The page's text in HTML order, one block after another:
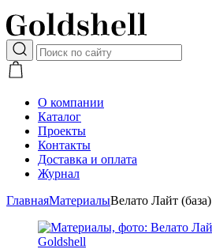
О компании
Каталог
Проекты
Контакты
Доставка и оплата
Журнал
ГлавнаяМатериалыВелато Лайт (база)